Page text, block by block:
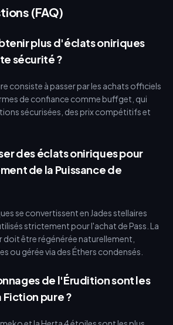
(FAQ)
plus d'éclats oniriques
sécurité ?
consiste à passer par les achats officiels
de confiance comme buffget, qui
sécurisées, des prix compétitifs et
des éclats oniriques pour
de la Puissance de
se convertissent en Jades stellaires
strictement pour l'achat de Pass. La
doit être régénérée naturellement,
ou gérée via des Éthers condensés.
de l'Érudition sont les
Fiction pure ?